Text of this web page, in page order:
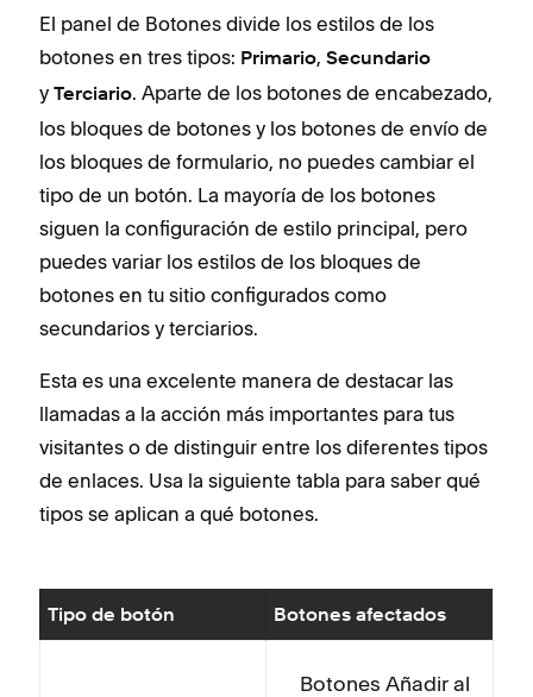
El panel de Botones divide los estilos de los
botones en tres tipos: Primario, Secundario
y Terciario. Aparte de los botones de encabezado,
los bloques de botones y los botones de envío de
los bloques de formulario, no puedes cambiar el
tipo de un botón. La mayoría de los botones
siguen la configuración de estilo principal, pero
puedes variar los estilos de los bloques de
botones en tu sitio configurados como
secundarios y terciarios.
Esta es una excelente manera de destacar las
llamadas a la acción más importantes para tus
visitantes o de distinguir entre los diferentes tipos
de enlaces. Usa la siguiente tabla para saber qué
tipos se aplican a qué botones.
Tipo de botón Botones afectados
Botones Añadir al